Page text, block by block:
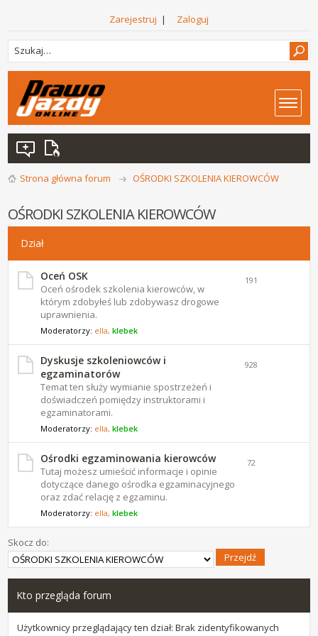
Zarejestruj | Zaloguj
Strona główna forum OŚRODKI SZKOLENIA KIEROWCÓW
OŚRODKI SZKOLENIA KIEROWCÓW
Dział
Oceń OSK
Oceń ośrodek szkolenia kierowców, w
którym zdobyłeś lub zdobywasz drogowe
uprawnienia.
Moderatorzy: ella,klebek
191
Dyskusje szkoleniowców i
egzaminatorów
Temat ten służy wymianie spostrzeżeń i
doświadczeń pomiędzy instruktorami i
egzaminatorami.
Moderatorzy: ella,klebek
928
Ośrodki egzaminowania kierowców
Tutaj możesz umieścić informacje i opinie
dotyczące danego ośrodka egzaminacyjnego
oraz zdać relację z egzaminu.
Moderatorzy: ella,klebek
72
Skocz do:
Kto przegląda forum
Użytkownicy przeglądający ten dział: Brak zidentyfikowanych